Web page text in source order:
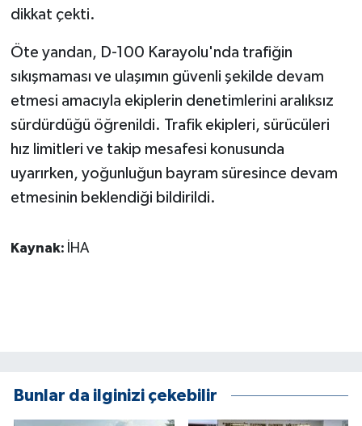
dikkat çekti.
Öte yandan, D-100 Karayolu'nda trafiğin
sıkışmaması ve ulaşımın güvenli şekilde devam
etmesi amacıyla ekiplerin denetimlerini aralıksız
sürdürdüğü öğrenildi. Trafik ekipleri, sürücüleri
hız limitleri ve takip mesafesi konusunda
uyarırken, yoğunluğun bayram süresince devam
etmesinin beklendiği bildirildi.
Kaynak: İHA
Bunlar da ilginizi çekebilir
Sağlık
SİYASET
TEKNOLOJİ
Turizm
YAŞAM